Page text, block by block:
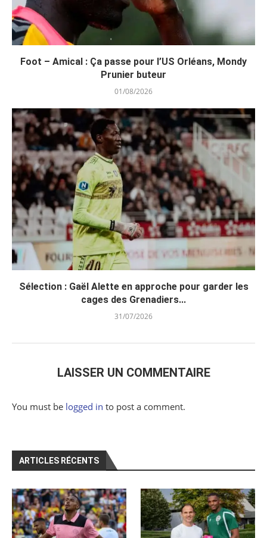
Foot – Amical : Ça passe pour l’US Orléans, Mondy
Prunier buteur
01/08/2026
Sélection : Gaël Alette en approche pour garder les
cages des Grenadiers...
31/07/2026
LAISSER UN COMMENTAIRE
You must be logged in to post a comment.
ARTICLES RÉCENTS